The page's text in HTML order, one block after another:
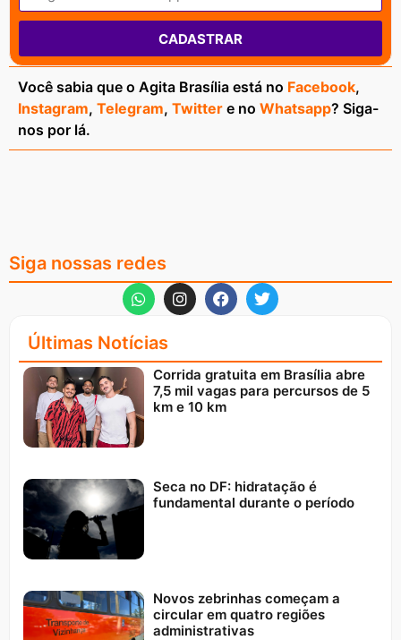
CADASTRAR
Você sabia que o Agita Brasília está no Facebook,
Instagram, Telegram, Twitter e no Whatsapp? Siga-
nos por lá.
Siga nossas redes
Últimas Notícias
Corrida gratuita em Brasília abre
7,5 mil vagas para percursos de 5
km e 10 km
Seca no DF: hidratação é
fundamental durante o período
Novos zebrinhas começam a
circular em quatro regiões
administrativas